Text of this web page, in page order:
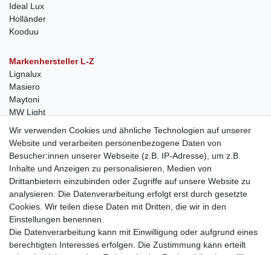
Ideal Lux
Holländer
Kooduu
Markenhersteller L-Z
Lignalux
Masiero
Maytoni
MW Light
Anfragen von Herstellern
Sie sind Lampen-Hersteller und suchen einen Vertriebspartner in
der Schweiz?
Kontaktieren Sie uns per Mail:Herstelleranfrage Vertrieb
Schweiz
Newsletter
Wir verwenden Cookies und ähnliche Technologien auf unserer
Website und verarbeiten personenbezogene Daten von
Besucher:innen unserer Webseite (z.B. IP-Adresse), um z.B.
Inhalte und Anzeigen zu personalisieren, Medien von
Drittanbietern einzubinden oder Zugriffe auf unsere Website zu
analysieren. Die Datenverarbeitung erfolgt erst durch gesetzte
Cookies. Wir teilen diese Daten mit Dritten, die wir in den
Einstellungen benennen.
Die Datenverarbeitung kann mit Einwilligung oder aufgrund eines
berechtigten Interesses erfolgen. Die Zustimmung kann erteilt